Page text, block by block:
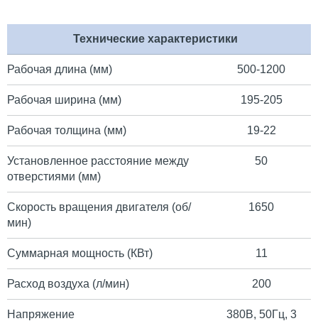
Технические характеристики
Рабочая длина (мм) 500-1200
Рабочая ширина (мм) 195-205
Рабочая толщина (мм) 19-22
Установленное расстояние между
отверстиями (мм)
50
Скорость вращения двигателя (об/
мин)
1650
Суммарная мощность (КВт) 11
Расход воздуха (л/мин) 200
Напряжение
380В, 50Гц, 3